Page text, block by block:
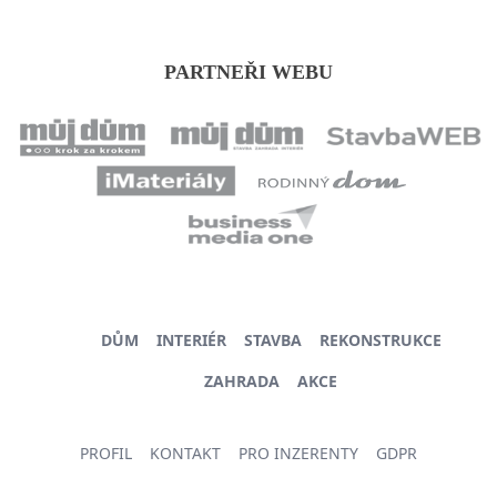
PARTNEŘI WEBU
DŮM INTERIÉR STAVBA
REKONSTRUKCE
ZAHRADA
AKCE
PROFIL KONTAKT PRO INZERENTY GDPR